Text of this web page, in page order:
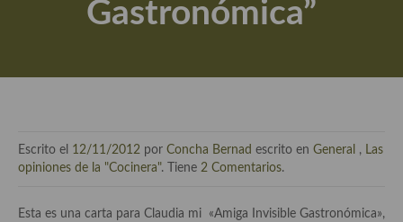
Recetas maridadas con los mejores AOVES
Tiendas especiales
Gastronómica”
Escrito el 12/11/2012 por Concha Bernad escrito en General , Las
opiniones de la "Cocinera". Tiene 2 Comentarios.
Esta es una carta para Claudia mi «Amiga Invisible Gastronómica»,